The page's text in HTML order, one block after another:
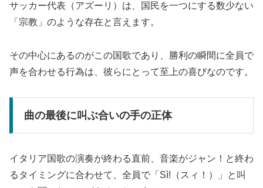
サッカー代表（アズーリ）は、国民を一つにする数少ない
「宗教」のような存在と言えます。
その中心にあるのがこの国歌であり、勝利の瞬間に全員で
声を合わせる行為は、彼らにとって至上の喜びなのです。
曲の最後に叫ぶ合いの手の正体
イタリア国歌の演奏が終わる直前、音楽がジャン！と終わ
るタイミングに合わせて、全員で「Sì!（スィ！）」と叫